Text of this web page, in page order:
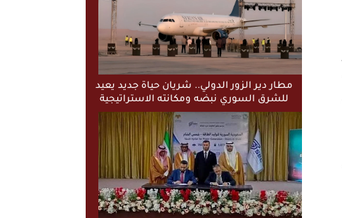
مطار دير الزور الدولي.. شريان حياة جديد يعيد
للشرق السوري نبضه ومكانته الاستراتيجية